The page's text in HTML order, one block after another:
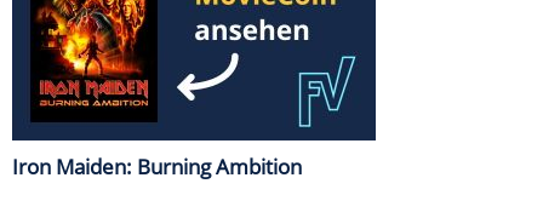
Iron Maiden: Burning Ambition